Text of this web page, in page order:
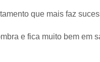
que mais faz
e fica muito bem em